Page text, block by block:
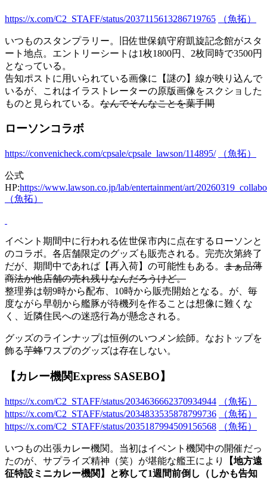
https://x.com/C2_STAFF/status/2037115613286719765 （魚拓）
いつものスタンプラリー。旧佐世保鎮守府凱旋記念館がスタ
ート地点。エントリーシートは1枚1800円、2枚同時で3500円
となっている。
告知ポストに用いられている画像に【謎の】線が映り込んで
いるが、これはイラストレーターの原版画像をスクショした
ものと見られている。 なんでそんなことを葉手間
ローソンコラボ
https://convenicheck.com/cpsale/cpsale_lawson/114895/ （魚拓）
公式
HP:https://www.lawson.co.jp/lab/entertainment/art/
（魚拓）
イベント期間中に行われる佐世保市内に点在するローソンと
のコラボ。各店舗限定のグッズも販売される。完売次第終了
だが、期間中であれば【再入荷】の可能性もある。 まぁ品薄
商法か他店舗の売れ残りなんだろうけど。
整理券は朝9時から配布、10時から販売開始となる。が、毎
度ながら早朝から艦豚が待機列を作ることは想像に難くな
く、近隣住民への迷惑行為が懸念される。
グッズのラインナップは恒例のいつメン絵師。なおトップを
飾る芋蜂ワスプのグッズは存在しない。
【カレー機関Express SASEBO】
https://x.com/C2_STAFF/status/2034636662370934944
（魚拓）
https://x.com/C2_STAFF/status/2034833535878799736
（魚拓）
https://x.com/C2_STAFF/status/2035187994509156568
（魚拓）
いつもの出張カレー機関。当初はイベント機関中の開催だっ
たのが、サプライズ精神（笑）が堪能な艦王により
【地方遠
征特設ミニカレー機関】と称して1週間前倒し（しかも告知